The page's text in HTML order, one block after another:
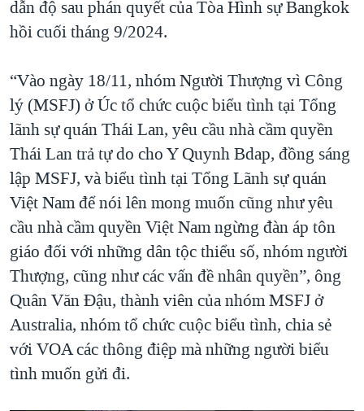
dẫn độ sau phán quyết của Tòa Hình sự Bangkok
hồi cuối tháng 9/2024.
“Vào ngày 18/11, nhóm Người Thượng vì Công
lý (MSFJ) ở Úc tổ chức cuộc biểu tình tại Tổng
lãnh sự quán Thái Lan, yêu cầu nhà cầm quyền
Thái Lan trả tự do cho Y Quynh Bdap, đồng sáng
lập MSFJ, và biểu tình tại Tổng Lãnh sự quán
Việt Nam để nói lên mong muốn cũng như yêu
cầu nhà cầm quyền Việt Nam ngừng đàn áp tôn
giáo đối với những dân tộc thiểu số, nhóm người
Thượng, cũng như các vấn đề nhân quyền”, ông
Quân Văn Đậu, thành viên của nhóm MSFJ ở
Australia, nhóm tổ chức cuộc biểu tình, chia sẻ
với VOA các thông điệp mà những người biểu
tình muốn gửi đi.